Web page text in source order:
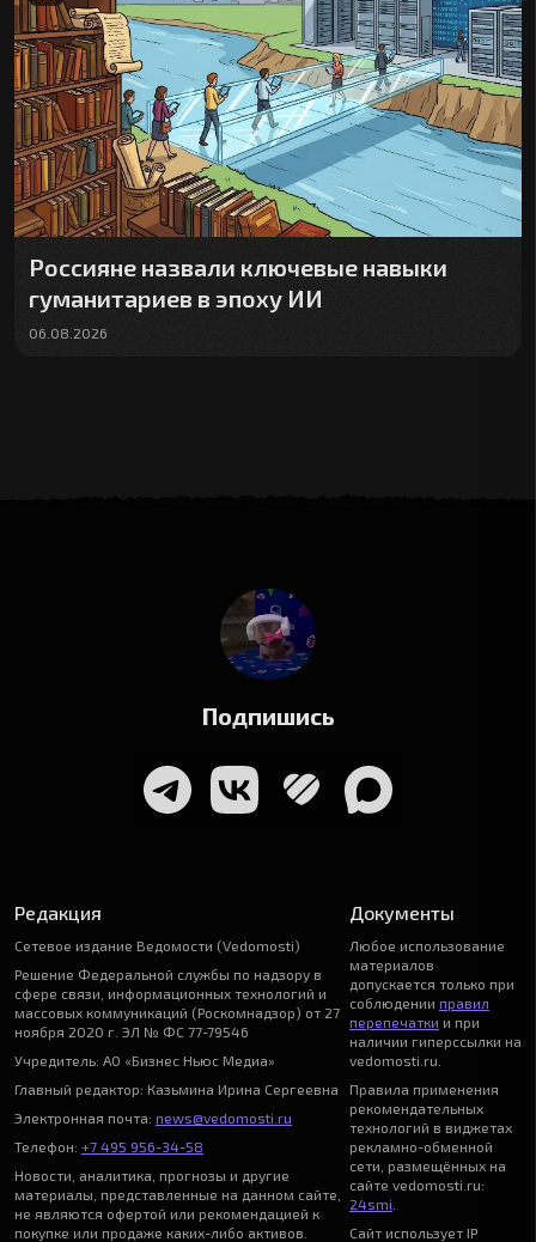
Россияне назвали ключевые навыки
гуманитариев в эпоху ИИ
06.08.2026
Подпишись
Редакция
Сетевое издание Ведомости (Vedomosti)
Решение Федеральной службы по надзору в
сфере связи, информационных технологий и
массовых коммуникаций (Роскомнадзор) от 27
ноября 2020 г. ЭЛ № ФС 77-79546
Учредитель: АО «Бизнес Ньюс Медиа»
Главный редактор: Казьмина Ирина Сергеевна
Электронная почта: news@vedomosti.ru
Телефон: +7 495 956-34-58
Новости, аналитика, прогнозы и другие
материалы, представленные на данном сайте,
не являются офертой или рекомендацией к
покупке или продаже каких-либо активов.
Документы
Любое использование
материалов
допускается только при
соблюдении правил
перепечатки и при
наличии гиперссылки на
vedomosti.ru.
Правила применения
рекомендательных
технологий в виджетах
рекламно-обменной
сети, размещённых на
сайте vedomosti.ru:
24smi
Сайт использует IP